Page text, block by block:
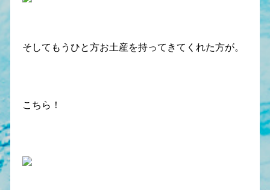
そしてもうひと方お土産を持ってきてくれた方が。
こちら！